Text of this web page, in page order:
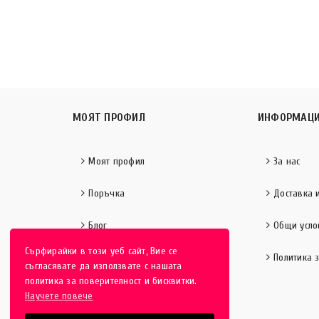
Сърфирайки в този уеб сайт, Вие се
съгласявате да използвате с нашата
политика за поверителност и бисквитки.
Научете повече
МОЯТ ПРОФИЛ
Моят профил
Поръчка
Блог
За нас
Доставка
Общи
Политика